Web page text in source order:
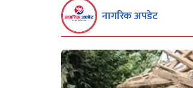
नागरिक अपडेट